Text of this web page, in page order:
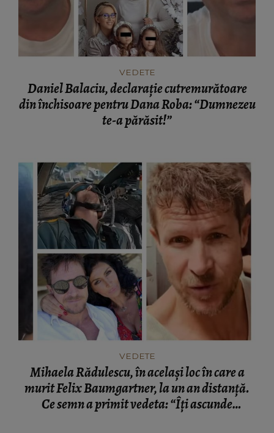
VEDETE
Daniel Balaciu, declarație cutremurătoare
din închisoare pentru Dana Roba: “Dumnezeu
te-a părăsit!”
VEDETE
Mihaela Rădulescu, în același loc în care a
murit Felix Baumgartner, la un an distanță.
Ce semn a primit vedeta: “Îți ascunde